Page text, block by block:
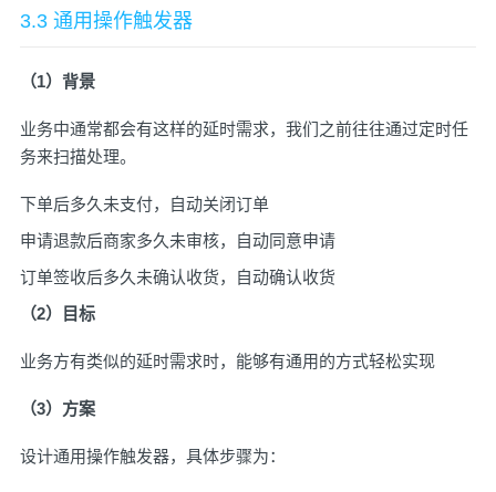
3.3 通用操作触发器
（1）背景
业务中通常都会有这样的延时需求，我们之前往往通过定时任
务来扫描处理。
下单后多久未支付，自动关闭订单
申请退款后商家多久未审核，自动同意申请
订单签收后多久未确认收货，自动确认收货
（2）目标
业务方有类似的延时需求时，能够有通用的方式轻松实现
（3）方案
设计通用操作触发器，具体步骤为：